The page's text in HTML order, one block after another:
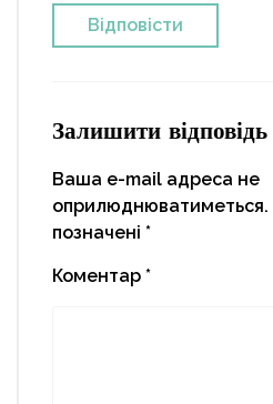
Відповіcти
Залишити відповідь
Ваша e-mail адреса не
оприлюднюватиметься.
позначені *
Коментар *